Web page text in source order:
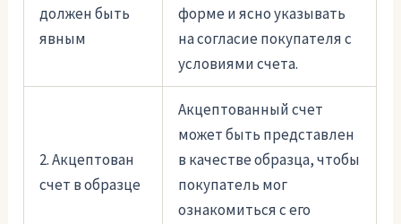
должен быть
явным
форме и ясно указывать
на согласие покупателя с
условиями счета.
2. Акцептован
счет в образце
Акцептованный счет
может быть представлен
в качестве образца, чтобы
покупатель мог
ознакомиться с его